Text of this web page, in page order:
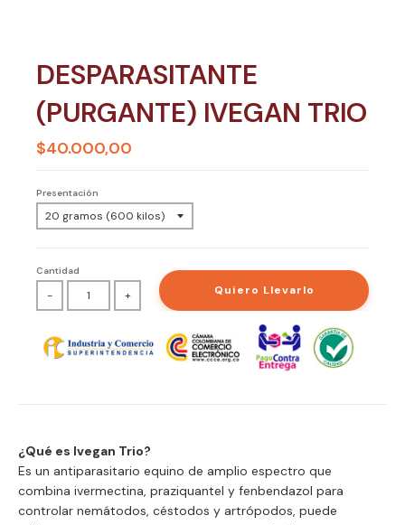
DESPARASITANTE
(PURGANTE) IVEGAN TRIO
$40.000,00
Presentación
Cantidad
- + Quiero Llevarlo
¿Qué es Ivegan Trio?
Es un antiparasitario equino de amplio espectro que
combina ivermectina, praziquantel y fenbendazol para
controlar nemátodos, céstodos y artrópodos, puede